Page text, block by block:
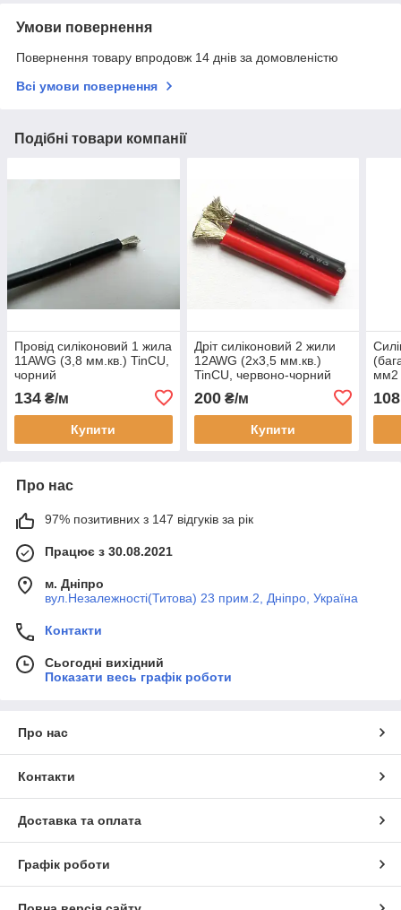
Умови повернення
Повернення товару впродовж 14 днів за домовленістю
Всі умови повернення
Подібні товари компанії
Провід силіконовий 1 жила
11AWG (3,8 мм.кв.) TinCU,
чорний
134 ₴/м
Купити
Дріт силіконовий 2 жили
12AWG (2х3,5 мм.кв.)
TinCU, червоно-чорний
200₴/м
Купити
108
Про нас
97% позитивних з 147 відгуків за рік
Працює з 30.08.2021
м. Дніпро
вул.Незалежності(Титова) 23 прим.2, Дніпро, Україна
Контакти
Сьогодні вихідний
Показати весь графік роботи
Про нас
Контакти
Доставка та оплата
Графік роботи